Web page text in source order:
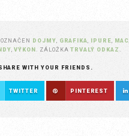
DOJMY GRAFIKA IPURE MAC
,VÝKON . ZÁLOŽKATRVALÝ ODKAZ
WITH YOUR FRIENDS.
TWITTER PINTEREST